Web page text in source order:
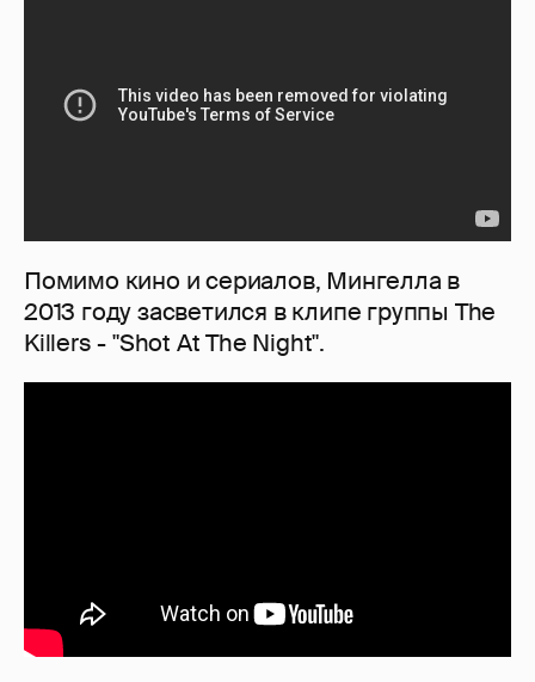
Помимо кино и сериалов, Мингелла в
2013 году засветился в клипе группы The
Killers - "Shot At The Night".